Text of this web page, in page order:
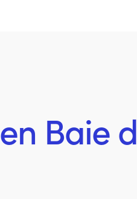
en Baie